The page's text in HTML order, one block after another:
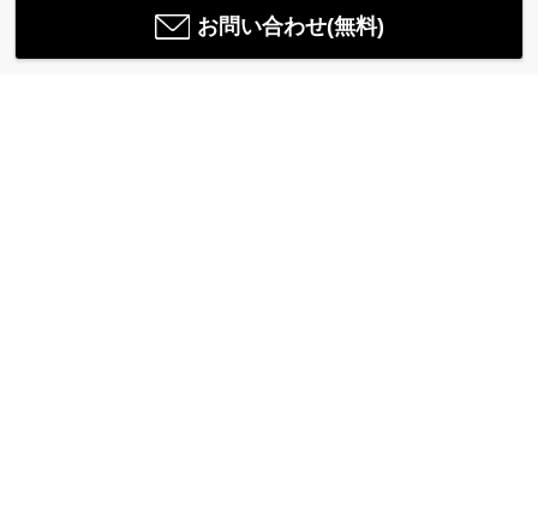
お問い合わせ(無料)